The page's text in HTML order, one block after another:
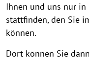
Ihnen und uns nur in
stattfinden, den Sie
können.
Dort können Sie